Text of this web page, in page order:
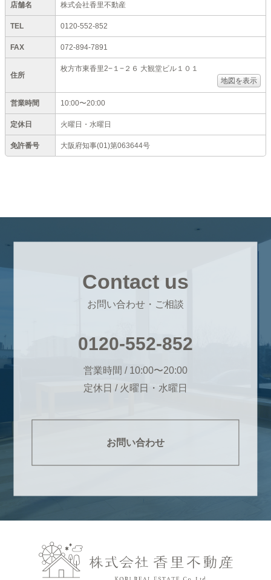
店舗名 株式会社香里不動産
TEL 0120-552-852
FAX 072-894-7891
住所
枚方市東香里2−１−２６ 大観堂ビル１０１
地図を表示
営業時間 10:00〜20:00
定休日 火曜日・水曜日
免許番号 大阪府知事(01)第063644号
Contact us
お問い合わせ・ご相談
0120-552-852
営業時間 / 10:00〜20:00
定休日 / 火曜日・水曜日
お問い合わせ